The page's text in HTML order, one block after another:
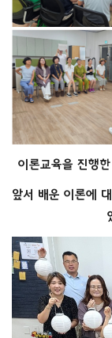
이론교육을 진행
앞서 배운 이론에